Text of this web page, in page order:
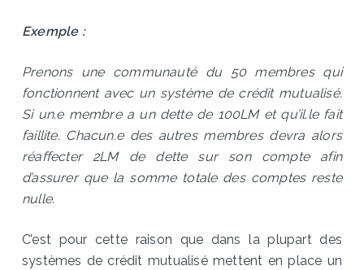
Exemple :
Prenons une communauté du 50 membres qui
fonctionnent avec un système de crédit mutualisé.
Si un.e membre a un dette de 100LM et qu’il.le fait
faillite. Chacun.e des autres membres devra alors
réaffecter 2LM de dette sur son compte afin
d’assurer que la somme totale des comptes reste
nulle.
C’est pour cette raison que dans la plupart des
systèmes de crédit mutualisé mettent en place un